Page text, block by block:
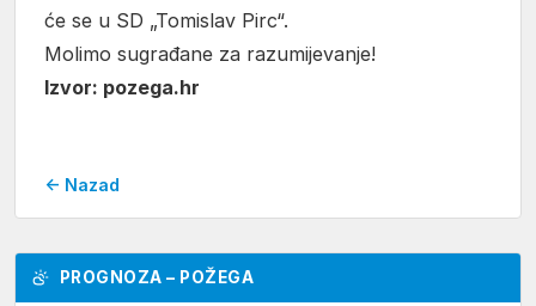
će se u SD „Tomislav Pirc“.
Molimo sugrađane za razumijevanje!
Izvor: pozega.hr
← Nazad
PROGNOZA – POŽEGA